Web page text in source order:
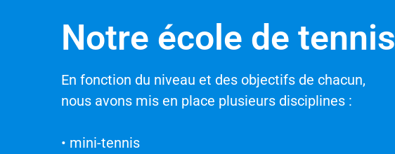
Notre école de tennis
En fonction du niveau et des objectifs de chacun,
nous avons mis en place plusieurs disciplines :
• mini-tennis